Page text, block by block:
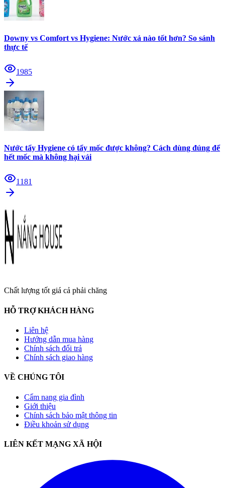
Downy vs Comfort vs Hygiene: Nước xả nào tốt hơn? So sánh
thực tế
1985
Nước tẩy Hygiene có tẩy mốc được không? Cách dùng đúng để
hết mốc mà không hại vải
1181
Chất lượng tốt giá cả phải chăng
HỖ TRỢ KHÁCH HÀNG
Liên hệ
Hướng dẫn mua hàng
Chính sách đổi trả
Chính sách giao hàng
VỀ CHÚNG TÔI
Cẩm nang gia đình
Giới thiệu
Chính sách bảo mật thông tin
Điều khoản sử dụng
LIÊN KẾT MẠNG XÃ HỘI